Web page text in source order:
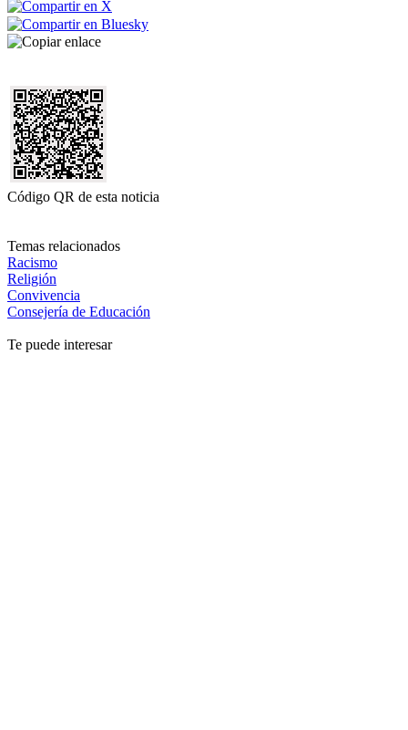
Código QR de esta noticia
Temas relacionados
Racismo
Religión
Convivencia
Consejería de Educación
Te puede interesar